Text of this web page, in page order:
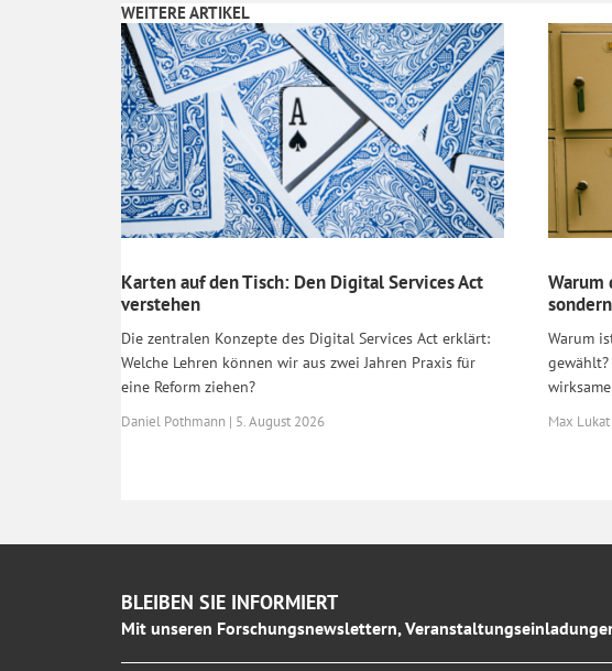
WEITERE ARTIKEL
Karten auf den Tisch: Den Digital Services Act
verstehen
Die zentralen Konzepte des Digital Services Act erklärt:
Welche Lehren können wir aus zwei Jahren Praxis für
eine Reform ziehen?
Daniel Pothmann | 5. August 2026
Warum
Warum
Max
BLEIBEN SIE INFORMIERT
Mit unseren Forschungsnewslettern,